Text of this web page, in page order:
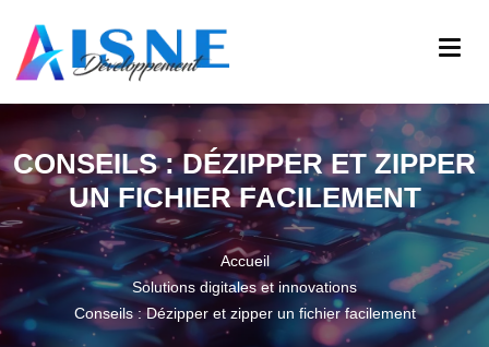
CONSEILS : DÉZIPPER ET ZIPPER
UN FICHIER FACILEMENT
Accueil
Solutions digitales et innovations
Conseils : Dézipper et zipper un fichier facilement